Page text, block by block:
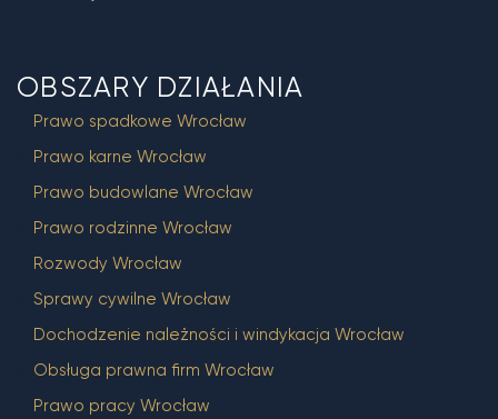
OBSZARY DZIAŁANIA
Prawo spadkowe Wrocław
Prawo karne Wrocław
Prawo budowlane Wrocław
Prawo rodzinne Wrocław
Rozwody Wrocław
Sprawy cywilne Wrocław
Dochodzenie należności i windykacja Wrocław
Obsługa prawna firm Wrocław
Prawo pracy Wrocław